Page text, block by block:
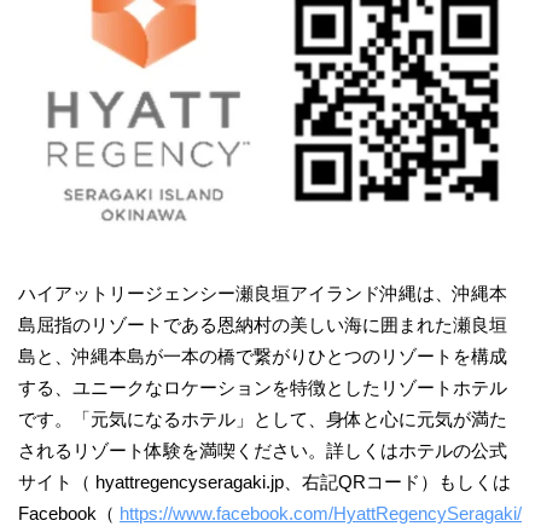
ハイアットリージェンシー瀬良垣アイランド沖縄は、沖縄本
島屈指のリゾートである恩納村の美しい海に囲まれた瀬良垣
島と、沖縄本島が一本の橋で繋がりひとつのリゾートを構成
する、ユニークなロケーションを特徴としたリゾートホテル
です。「元気になるホテル」として、身体と心に元気が満た
されるリゾート体験を満喫ください。詳しくはホテルの公式
サイト（ hyattregencyseragaki.jp、右記QRコード）もしくは
Facebook（ https://www.facebook.com/HyattRegencySeragaki/